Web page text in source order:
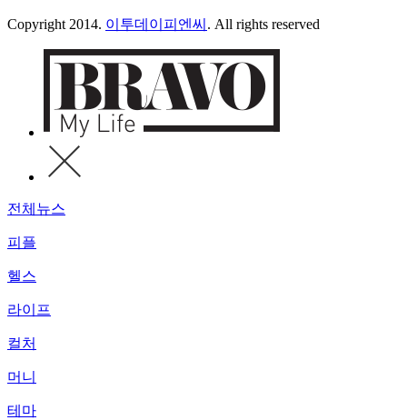
Copyright 2014. 이투데이피엔씨 . All rights reserved
전체뉴스
피플
헬스
라이프
컬처
머니
테마